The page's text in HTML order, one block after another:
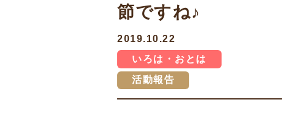
節ですね♪
2019.10.22
いろは・おとは
活動報告